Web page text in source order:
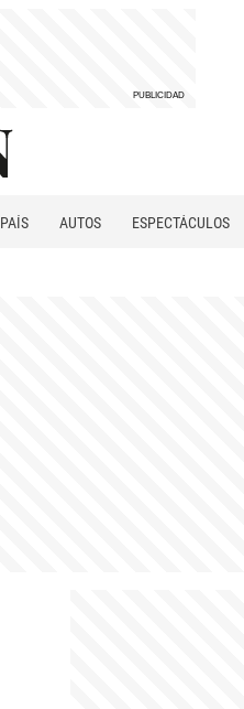
PAÍS AUTOS
ESPECTÁCULOS